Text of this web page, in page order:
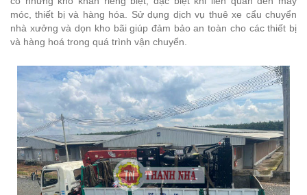
móc, thiết bị và hàng hóa. Sử dụng dịch vụ thuê xe cẩu chuyển
nhà xưởng và dọn kho bãi giúp đảm bảo an toàn cho các thiết bị
và hàng hoá trong quá trình vận chuyển.